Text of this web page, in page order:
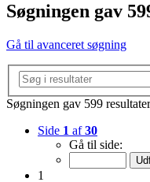
Søgningen gav
Gå til avanceret søgning
Søgningen gav 599 resultater
Side 1 af30
Gå til side:
1